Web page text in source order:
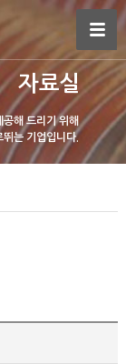
자료실
해 드리기 위해
뛰는 기업입니다.